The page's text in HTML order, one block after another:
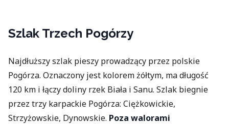
Szlak Trzech Pogórzy
Najdłuższy szlak pieszy prowadzący przez polskie
Pogórza. Oznaczony jest kolorem żółtym, ma długość
120 km i łączy doliny rzek Biała i Sanu. Szlak biegnie
przez trzy karpackie Pogórza: Ciężkowickie,
Strzyżowskie, Dynowskie. Poza walorami